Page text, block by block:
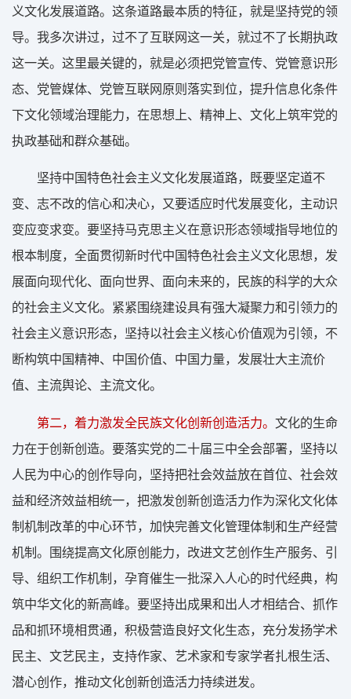
义文化发展道路。这条道路最本质的特征，就是坚持党的领
导。我多次讲过，过不了互联网这一关，就过不了长期执政
这一关。这里最关键的，就是必须把党管宣传、党管意识形
态、党管媒体、党管互联网原则落实到位，提升信息化条件
下文化领域治理能力，在思想上、精神上、文化上筑牢党的
执政基础和群众基础。
坚持中国特色社会主义文化发展道路，既要坚定道不
变、志不改的信心和决心，又要适应时代发展变化，主动识
变应变求变。要坚持马克思主义在意识形态领域指导地位的
根本制度，全面贯彻新时代中国特色社会主义文化思想，发
展面向现代化、面向世界、面向未来的，民族的科学的大众
的社会主义文化。紧紧围绕建设具有强大凝聚力和引领力的
社会主义意识形态，坚持以社会主义核心价值观为引领，不
断构筑中国精神、中国价值、中国力量，发展壮大主流价
值、主流舆论、主流文化。
第二，着力激发全民族文化创新创造活力。文化的生命
力在于创新创造。要落实党的二十届三中全会部署，坚持以
人民为中心的创作导向，坚持把社会效益放在首位、社会效
益和经济效益相统一，把激发创新创造活力作为深化文化体
制机制改革的中心环节，加快完善文化管理体制和生产经营
机制。围绕提高文化原创能力，改进文艺创作生产服务、引
导、组织工作机制，孕育催生一批深入人心的时代经典，构
筑中华文化的新高峰。要坚持出成果和出人才相结合、抓作
品和抓环境相贯通，积极营造良好文化生态，充分发扬学术
民主、文艺民主，支持作家、艺术家和专家学者扎根生活、
潜心创作，推动文化创新创造活力持续迸发。